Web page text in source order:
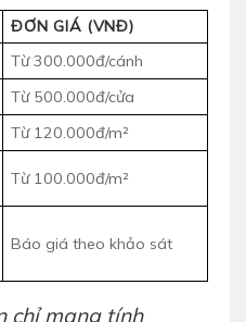
ĐƠN GIÁ (VNĐ)
Từ 300.000đ/cánh
Từ 500.000đ/cửa
Từ 120.000đ/m²
Từ 100.000đ/m²
Báo giá theo khảo sát
chỉ mang tính